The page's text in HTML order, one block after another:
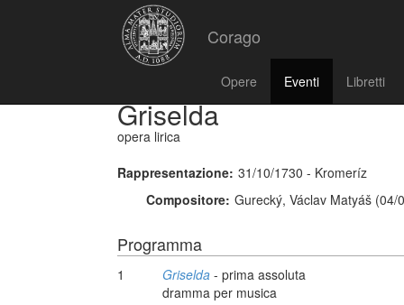
Corago
Opere Eventi Libretti
Griselda
opera lirica
Rappresentazione: 31/10/1730 - Kromeríz
Compositore: Gurecký, Václav Matyáš
Programma
1 Griselda - prima assoluta
dramma per musica